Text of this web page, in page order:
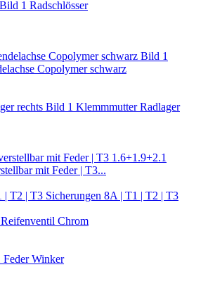
Radschlösser
Copolymer schwarz
Klemmmutter Radlager
mit Feder | T3...
Sicherungen 8A | T1 | T2 | T3
Reifenventil Chrom
Feder Winker